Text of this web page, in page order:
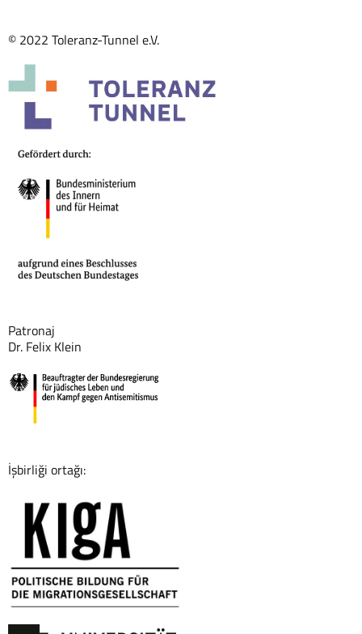
© 2022 Toleranz-Tunnel e.V.
Patronaj
Dr. Felix Klein
İşbirliği ortağı: